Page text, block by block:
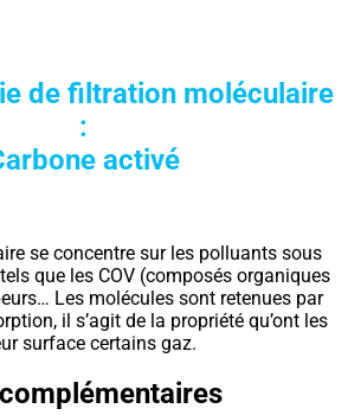
de filtration moléculaire
:
activé
se concentre sur les polluants sous
que les COV (composés organiques
Les molécules sont retenues par
il s’agit de la propriété qu’ont les
surface certains gaz.